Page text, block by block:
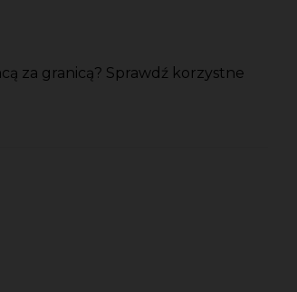
za granicą? Sprawdź korzystne